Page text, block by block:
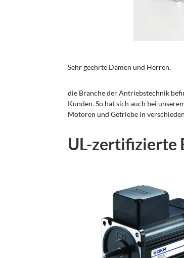
Sehr geehrte Damen und Herren,
die Branche der Antriebstechnik
Kunden. So hat sich auch bei
Motoren und Getriebe in
UL-zertifizierte